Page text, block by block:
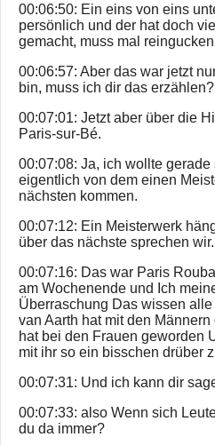
00:06:50: Ein eins von eins
persönlich und der hat doch
gemacht, muss mal
00:06:57: Aber das war jetzt
bin, muss ich dir das erzählen?
00:07:01: Jetzt aber über die
Paris-sur-Bé.
00:07:08: Ja, ich wollte
eigentlich von dem einen
nächsten kommen.
00:07:12: Ein Meisterwerk
über das nächste sprechen wir.
00:07:16: Das war Paris
am Wochenende und Ich
Überraschung Das wissen
van Aarth hat mit den
hat bei den Frauen geworden
mit ihr so ein bisschen drüber
00:07:31: Und ich kann dir
00:07:33: also Wenn sich
du da immer?